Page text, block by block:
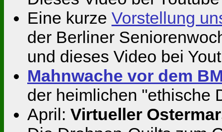
Eine kurze Vorstellung
der Berliner
und dieses Video bei
Mahnwache vor dem
der heimlichen "ethische
April: Virtueller